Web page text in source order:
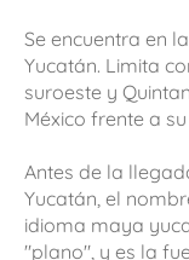
Se encuentra en
Yucatán. Limita
suroeste y
México frente a
Antes de la
Yucatán, el
idioma maya
"plano", y es la